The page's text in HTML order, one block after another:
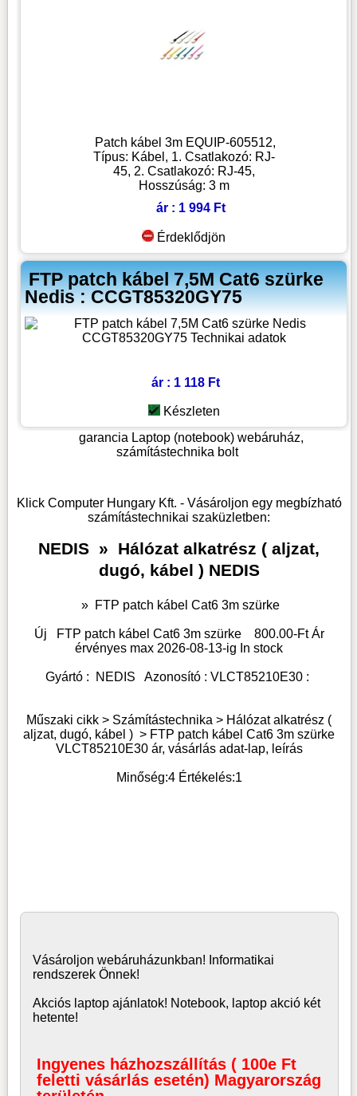
Patch kábel 3m EQUIP-605512,
Típus: Kábel, 1. Csatlakozó: RJ-
45, 2. Csatlakozó: RJ-45,
Hosszúság: 3 m
ár : 1 994 Ft
Érdeklődjön
FTP patch kábel 7,5M Cat6 szürke
Nedis : CCGT85320GY75
ár : 1 118 Ft
Készleten
garancia Laptop (notebook) webáruház,
számítástechnika bolt
Klick Computer Hungary Kft. - Vásároljon egy megbízható
számítástechnikai szaküzletben:
NEDIS » Hálózat alkatrész ( aljzat,
dugó, kábel ) NEDIS
» FTP patch kábel Cat6 3m szürke
Új FTP patch kábel Cat6 3m szürke 800.00-Ft Ár
érvényes max2026-08-13-ig In stock
Gyártó : NEDIS Azonosító :VLCT85210E30 :
Műszaki cikk > Számítástechnika > Hálózat alkatrész (
aljzat, dugó, kábel ) > FTP patch kábel Cat6 3m szürke
VLCT85210E30 ár, vásárlás adat-lap, leírás
Minőség:4Értékelés:1
Vásároljon webáruházunkban! Informatikai
rendszerek Önnek!
Akciós laptop ajánlatok! Notebook, laptop akció két
hetente!
Ingyenes házhozszállítás ( 100e Ft
feletti vásárlás esetén) Magyarország